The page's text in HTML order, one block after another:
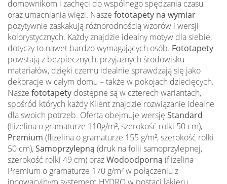
domownikom i zachęci do wspólnego spędzania czasu
oraz umacniania więzi. Nasze fototapety na wymiar
pozytywnie zaskakują różnorodnością wzorów i wersji
kolorystycznych. Każdy znajdzie idealny motyw dla siebie,
dotyczy to nawet bardzo wymagających osób. Fototapety
powstają z bezpiecznych, przyjaznych środowisku
materiałów, dzięki czemu idealnie sprawdzają się jako
dekoracje w całym domu – także w pokojach dziecięcych.
Nasze fototapety dostępne są w czterech wariantach,
spośród których każdy Klient znajdzie rozwiązanie idealne
dla swoich potrzeb. Oferta obejmuje wersję Standard
(flizelina o gramaturze 110g/m², szerokość rolki 50 cm),
Premium (flizelina o gramaturze 155 g/m², szerokość rolki
50 cm),Samoprzylepną (druk na folii samoprzylepnej,
szerokość rolki 49 cm) orazWodoodporną (flizelina
Premium o gramaturze 170 g/m² w połączeniu z